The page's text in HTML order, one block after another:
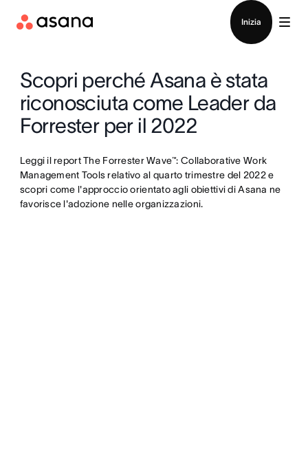
Inizia
Scopri perché Asana è stata
riconosciuta come Leader da
Forrester per il 2022
Leggi il report The Forrester Wave™: Collaborative Work
Management Tools relativo al quarto trimestre del 2022 e
scopri come l'approccio orientato agli obiettivi di Asana ne
favorisce l'adozione nelle organizzazioni.